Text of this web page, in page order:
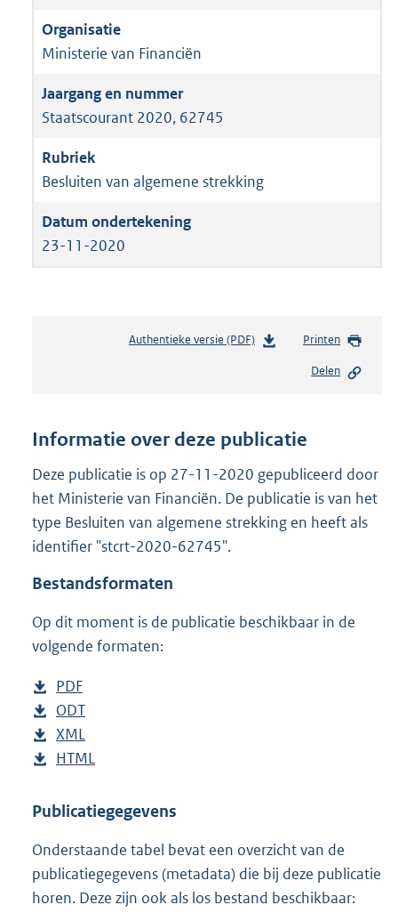
Ministerie van Financiën
Staatscourant 2020, 62745
Besluiten van algemene strekking
23-11-2020
Authentieke versie (PDF)b
n
s
r
o
:
Printen
Delen
Informatie over deze publicatie
Deze publicatie is op 27-11-2020 gepubliceerd door
het Ministerie van Financiën. De publicatie is van het
type Besluiten van algemene strekking en heeft als
identifier "stcrt-2020-62745".
Bestandsformaten
Op dit moment is de publicatie beschikbaar in de
volgende formaten:
D
o
w
n
o
d
p
u
PDF
e
s
t
n
s
g
r
D
o
w
l
a
d
p
ODT
s
a
d
s
g
D
o
n
o
a
d
XML
e
t
n
d
s
D
w
l
o
a
HTML
s
a
n
d
Publicatiegegevens
Onderstaande tabel bevat een overzicht van de
publicatiegegevens (metadata) die bij deze publicatie
horen. Deze zijn ook als los bestand beschikbaar: